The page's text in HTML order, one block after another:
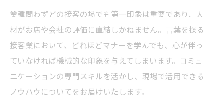
業種問わずどの接客の場でも第一印象は重要であり、人
材がお店や会社の評価に直結しかねません。言葉を操る
接客業において、どれほどマナーを学んでも、心が伴っ
ていなければ機械的な印象を与えてしまいます。コミュ
ニケーションの専門スキルを活かし、現場で活用できる
ノウハウについてをお届けいたします。